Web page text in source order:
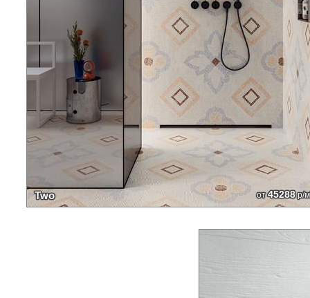
Two от45288р/